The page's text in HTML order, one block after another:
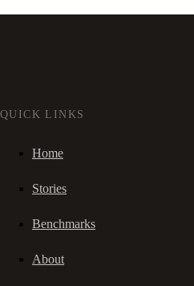
QUICK LINKS
Home
Stories
Benchmarks
About